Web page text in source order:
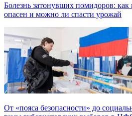
Болезнь затонувших помидоров: как
опасен и можно ли спасти урожай
От «пояса безопасности» до